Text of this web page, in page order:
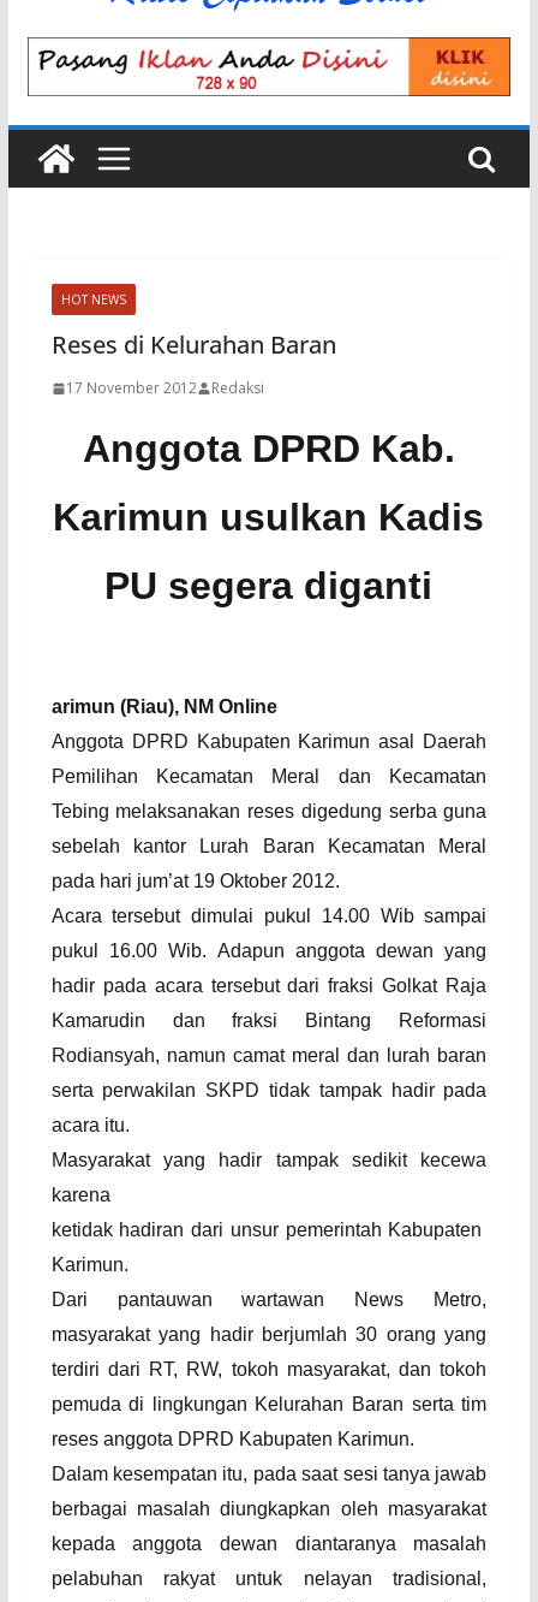
HOT NEWS
Reses di Kelurahan Baran
17 November 2012 Redaksi
AnggotaDPRD Kab.
Karimun usulkan Kadis
PU segera diganti
arimun (Riau), NM Online
Anggota DPRD Kabupaten Karimun asal Daerah
Pemilihan Kecamatan Meral dan Kecamatan
Tebing melaksanakan reses digedung serba guna
sebelah kantor Lurah Baran Kecamatan Meral
pada hari jum’at 19 Oktober 2012.
Acara tersebut dimulai pukul 14.00 Wib sampai
pukul 16.00 Wib. Adapun anggota dewan yang
hadir pada acara tersebut dari fraksi Golkat Raja
Kamarudin dan fraksi Bintang Reformasi
Rodiansyah, namun camat meral dan lurah baran
serta perwakilan SKPD tidak tampak hadir pada
acara itu.
Masyarakat yang hadir tampak sedikit kecewa
karena
ketidak hadiran dari unsur pemerintah Kabupaten
Karimun.
Dari pantauwan wartawan News Metro,
masyarakat yang hadir berjumlah 30 orang yang
terdiri dari RT, RW, tokoh masyarakat, dan tokoh
pemuda di lingkungan Kelurahan Baran serta tim
reses anggota DPRD Kabupaten Karimun.
Dalam kesempatan itu, pada saat sesi tanya jawab
berbagai masalah diungkapkan oleh masyarakat
kepada anggota dewan diantaranya masalah
pelabuhan rakyat untuk nelayan tradisional,